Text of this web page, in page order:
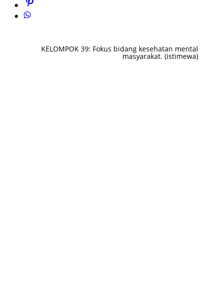
KELOMPOK 39: Fokus bidang kesehatan mental
masyarakat. (istimewa)